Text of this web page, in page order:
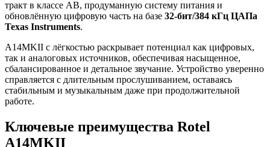
тракт в классе AB, продуманную систему питания и
обновлённую цифровую часть на базе 32-бит/384 кГц ЦАПа
Texas Instruments.
A14MKII с лёгкостью раскрывает потенциал как цифровых,
так и аналоговых источников, обеспечивая насыщенное,
сбалансированное и детальное звучание. Устройство уверенно
справляется с длительным прослушиванием, оставаясь
стабильным и музыкальным даже при продолжительной
работе.
Ключевые преимущества Rotel
A14MKII